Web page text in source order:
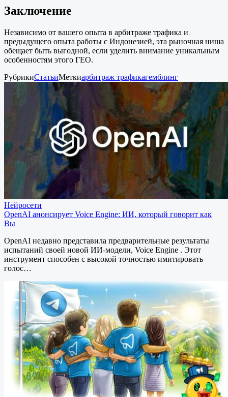
Заключение
Независимо от вашего опыта в арбитраже трафика и
предыдущего опыта работы с Индонезией, эта рыночная ниша
обещает быть выгодной, если уделить внимание уникальным
особенностям этого ГЕО.
РубрикиСтатьиМеткиарбитраж трафикагемблинг
Нейросети
OpenAI анонсирует Voice Engine: ИИ, который говорит как
Вы
OpenAI недавно представила предварительные результаты
испытаний своей новой ИИ-модели, Voice Engine . Этот
инструмент способен с высокой точностью имитировать
голос…